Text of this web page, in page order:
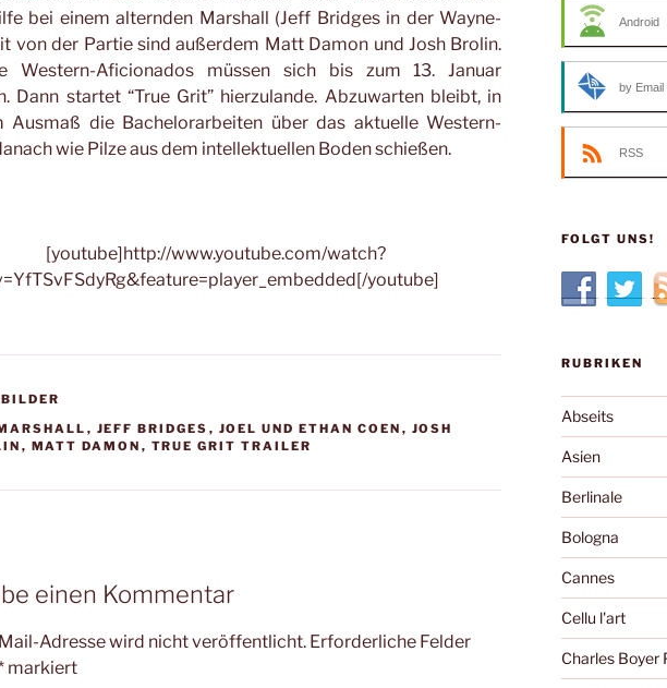
bei einem alternden Marshall (Jeff Bridges in der Wayne-
von der Partie sind außerdem Matt Damon und Josh Brolin.
Western-Aficionados müssen sich bis zum 13. Januar
Dann startet “True Grit” hierzulande. Abzuwarten bleibt, in
Ausmaß die Bachelorarbeiten über das aktuelle Western-
wie Pilze aus dem intellektuellen Boden schießen.
[youtube]http://www.youtube.com/watch?
youtube]
, JEFF BRIDGES , JOEL UND ETHAN COEN , JOSH
, MATT DAMON , TRUE GRIT TRAILER
einen Kommentar
Adresse wird nicht veröffentlicht. Erforderliche Felder
markiert
Android
by Email
RSS
FOLGT UNS!
RUBRIKEN
Abseits
Asien
Berlinale
Bologna
Cannes
Cellu l'art
Charles Boyer